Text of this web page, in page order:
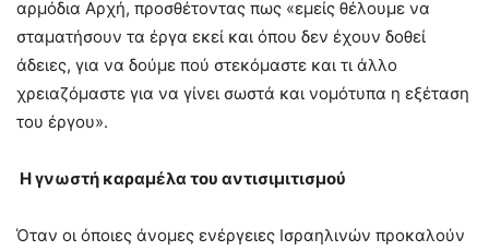
αρμόδια Αρχή, προσθέτοντας πως «εμείς θέλουμε να
σταματήσουν τα έργα εκεί και όπου δεν έχουν δοθεί
άδειες, για να δούμε πού στεκόμαστε και τι άλλο
χρειαζόμαστε για να γίνει σωστά και νομότυπα η εξέταση
του έργου».
Η γνωστή καραμέλα του αντισιμιτισμού
Όταν οι όποιες άνομες ενέργειες Ισραηλινών προκαλούν